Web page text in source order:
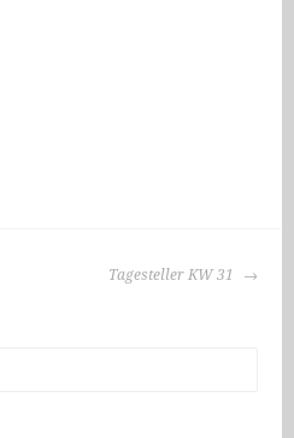
Tagesteller KW 31